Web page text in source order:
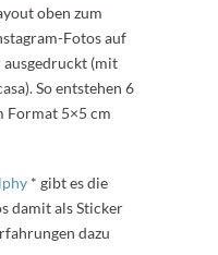
oben zum
Fotos auf
(mit
So entstehen 6
Format 5×5 cm
* gibt es die
damit als Sticker
dazu